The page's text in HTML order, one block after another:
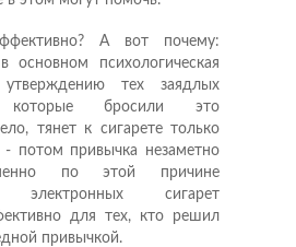
А вот почему:
основном психологическая
тех заядлых
которые бросили это
тянет к сигарете только
потом привычка незаметно
по этой причине
электронных сигарет
для тех, кто решил
привычкой.